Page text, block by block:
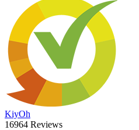
KiyOh
16964 Reviews